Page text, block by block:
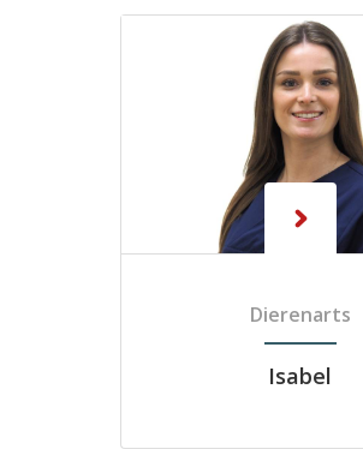
Dierenarts
Isabel